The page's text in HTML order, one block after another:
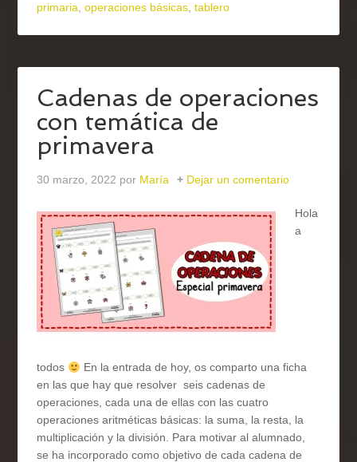
primaria,operaciones básicas,tablero
Cadenas de operaciones
con temática de
primavera
30 marzo, 2022 por María Dejar un comentario
Hola
a
todos
En la entrada de hoy, os comparto una ficha
en las que hay que resolver seis cadenas de
operaciones, cada una de ellas con las cuatro
operaciones aritméticas básicas: la suma, la resta, la
multiplicación y la división. Para motivar al alumnado,
se ha incorporado como objetivo de cada cadena de